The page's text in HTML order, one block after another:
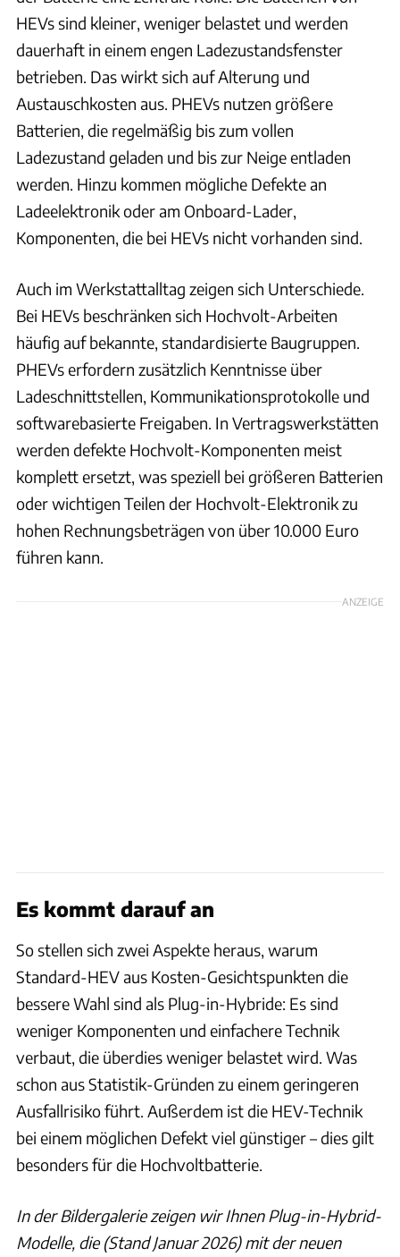
HEVs sind kleiner, weniger belastet und werden
dauerhaft in einem engen Ladezustandsfenster
betrieben. Das wirkt sich auf Alterung und
Austauschkosten aus. PHEVs nutzen größere
Batterien, die regelmäßig bis zum vollen
Ladezustand geladen und bis zur Neige entladen
werden. Hinzu kommen mögliche Defekte an
Ladeelektronik oder am Onboard-Lader,
Komponenten, die bei HEVs nicht vorhanden sind.
Auch im Werkstattalltag zeigen sich Unterschiede.
Bei HEVs beschränken sich Hochvolt-Arbeiten
häufig auf bekannte, standardisierte Baugruppen.
PHEVs erfordern zusätzlich Kenntnisse über
Ladeschnittstellen, Kommunikationsprotokolle und
softwarebasierte Freigaben. In Vertragswerkstätten
werden defekte Hochvolt-Komponenten meist
komplett ersetzt, was speziell bei größeren Batterien
oder wichtigen Teilen der Hochvolt-Elektronik zu
hohen Rechnungsbeträgen von über 10.000 Euro
führen kann.
ANZEIGE
Es kommt darauf an
So stellen sich zwei Aspekte heraus, warum
Standard-HEV aus Kosten-Gesichtspunkten die
bessere Wahl sind als Plug-in-Hybride: Es sind
weniger Komponenten und einfachere Technik
verbaut, die überdies weniger belastet wird. Was
schon aus Statistik-Gründen zu einem geringeren
Ausfallrisiko führt. Außerdem ist die HEV-Technik
bei einem möglichen Defekt viel günstiger – dies gilt
besonders für die Hochvoltbatterie.
In der Bildergalerie zeigen wir Ihnen Plug-in-Hybrid-
Modelle, die (Stand Januar 2026) mit der neuen